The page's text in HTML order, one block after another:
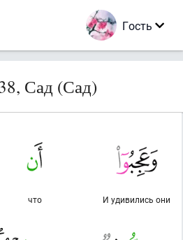
Гость
Сад (Сад)
И удивились они
что